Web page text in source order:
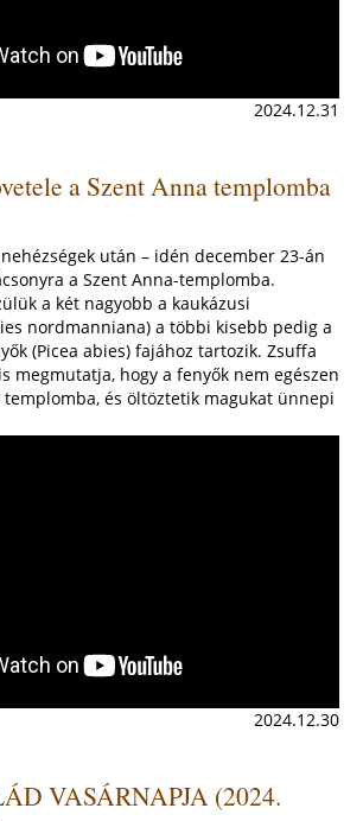
2024.12.31
a Szent Anna templomba
után – idén december 23-án
a Szent Anna-templomba.
a két nagyobb a kaukázusi
nordmanniana) a többi kisebb pedig a
(Picea abies) fajához tartozik. Zsuffa
megmutatja, hogy a fenyők nem egészen
és öltöztetik magukat ünnepi
2024.12.30
VASÁRNAPJA (2024.